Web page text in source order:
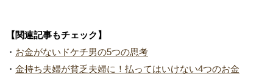
【関連記事もチェック】
・ お金がないドケチ男の5つの思考
・ 金持ち夫婦が貧乏夫婦に！払ってはいけない4つのお金